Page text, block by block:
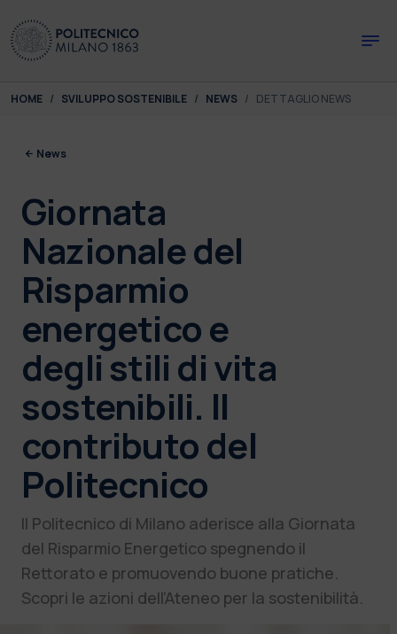
You are here:
HOME SVILUPPO SOSTENIBILE NEWS DETTAGLIO NEWS
News
Giornata
Nazionale del
Risparmio
energetico e
degli stili di vita
sostenibili. Il
contributo del
Politecnico
Il Politecnico di Milano aderisce alla Giornata
del Risparmio Energetico spegnendo il
Rettorato e promuovendo buone pratiche.
Scopri le azioni dell’Ateneo per la sostenibilità.